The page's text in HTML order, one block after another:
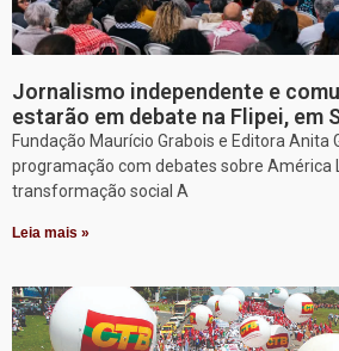
Jornalismo independente e
estarão em debate na Flipei, em
Fundação Maurício Grabois e Editora Anita
programação com debates sobre América
transformação social A
Leia mais »